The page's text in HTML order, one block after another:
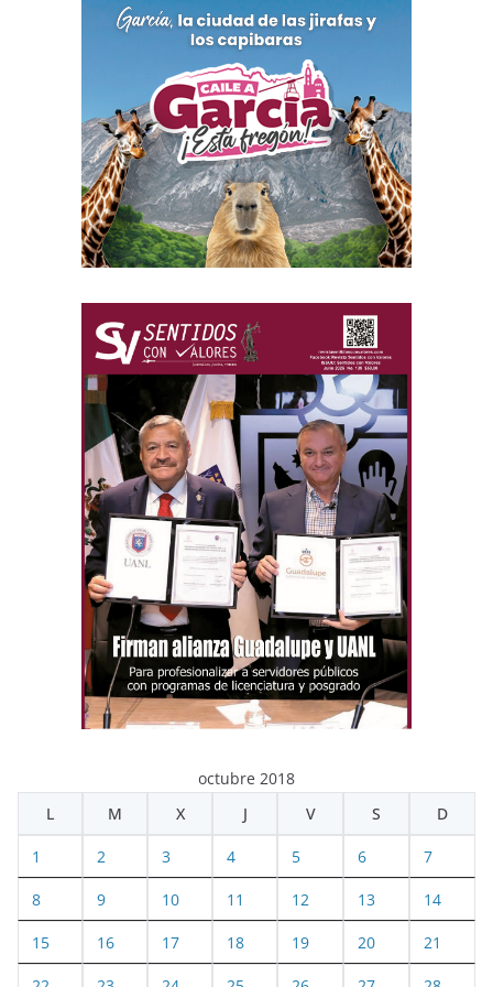
octubre 2018
L
M X J V S D
1 2 3 4 5 6 7
8 9 10 11 12 13 14
15 16 17 18 19 20 21